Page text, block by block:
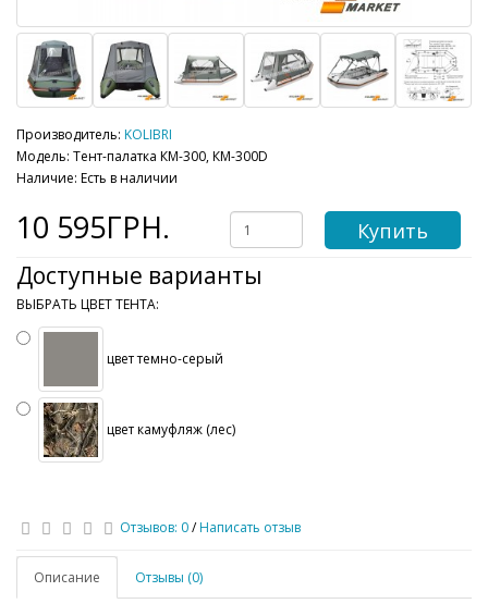
Производитель: KOLIBRI
Модель: Тент-палатка КМ-300, КМ-300D
Наличие: Есть в наличии
10 595ГРН. Купить
Доступные варианты
ВЫБРАТЬ ЦВЕТ ТЕНТА:
цвет темно-серый
цвет камуфляж (лес)
Отзывов: 0/Написать отзыв
Описание Отзывы (0)